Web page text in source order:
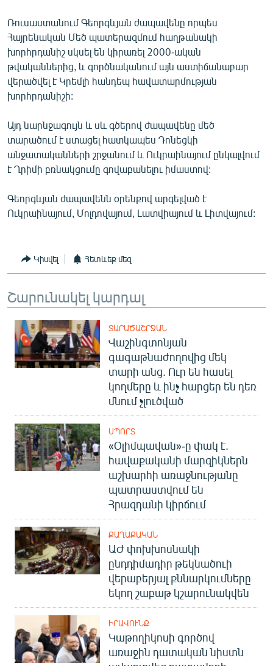
Ռուսաստանում Գեորգևյան ժապավենը որպես
Հայրենական Մեծ պատերազմում հաղթանակի
խորհրդանիշ սկսել են կիրառել 2000-ական
թվականներից, և գործնականում այն աստիճանաբար
վերածվել է Կրեմլի հանդեպ հավատարմության
խորհրդանիշի:
Այդ նարնջագույն և սև գծերով ժապավենը մեծ
տարածում է ստացել հատկապես Դոնեցկի
անջատականների շրջանում և Ուկրաինայում ընկալվում
է Ղրիմի բռնակցումը գովաբանելու իմաստով:
Գեորգևյան ժապավենն օրենքով արգելված է
Ուկրաինայում, Մոլդովայում, Լատվիայում և Լիտվայում:
Կիսվել Հետևեք մեզ
Շարունակել կարդալ
ՏԱՐԱԾԱՇՐՋԱՆ
Վաշինգտոնյան
գագաթնաժողովից մեկ
տարի անց. Ուր են հասել
կողմերը և ինչ հարցեր են դեռ
մնում չլուծված
ՍՊՈՐՏ
«Օլիմպավան»-ը փակ է.
հավաքականի մարզիկներն
աշխարհի առաջնությանը
պատրաստվում են
Հրազդանի կիրճում
ՔԱՂԱՔԱԿԱՆ
ԱԺ փոխխոսնակի
ընդդիմադիր թեկնածուի
վերաբերյալ քննարկումները
եկող շաբաթ կշարունակվեն
ԻՐԱՎՈՒՆՔ
Կաթողիկոսի գործով
առաջին դատական նիստն